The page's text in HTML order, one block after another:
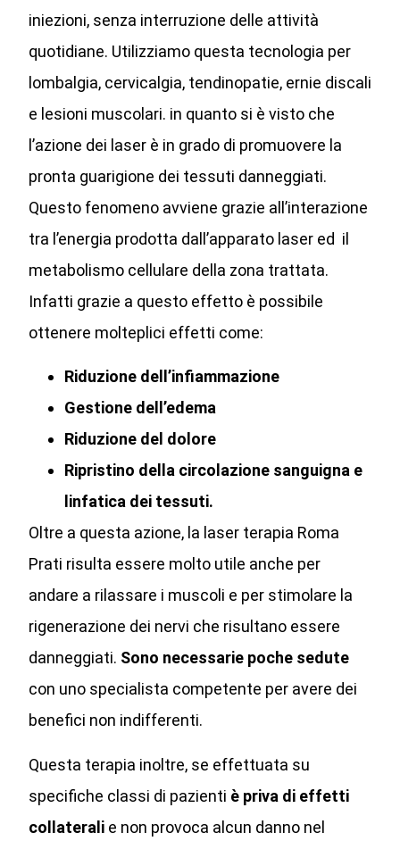
iniezioni, senza interruzione delle attività
quotidiane. Utilizziamo questa tecnologia per
lombalgia, cervicalgia, tendinopatie, ernie discali
e lesioni muscolari. in quanto si è visto che
l’azione dei laser è in grado di promuovere la
pronta guarigione dei tessuti danneggiati.
Questo fenomeno avviene grazie all’interazione
tra l’energia prodotta dall’apparato laser ed il
metabolismo cellulare della zona trattata.
Infatti grazie a questo effetto è possibile
ottenere molteplici effetti come:
Riduzione dell’infiammazione
Gestione dell’edema
Riduzione del dolore
Ripristino della circolazione sanguigna e
linfatica dei tessuti.
Oltre a questa azione, la laser terapia Roma
Prati risulta essere molto utile anche per
andare a rilassare i muscoli e per stimolare la
rigenerazione dei nervi che risultano essere
danneggiati. Sono necessarie poche sedute
con uno specialista competente per avere dei
benefici non indifferenti.
Questa terapia inoltre, se effettuata su
specifiche classi di pazienti è priva di effetti
collaterali e non provoca alcun danno nel